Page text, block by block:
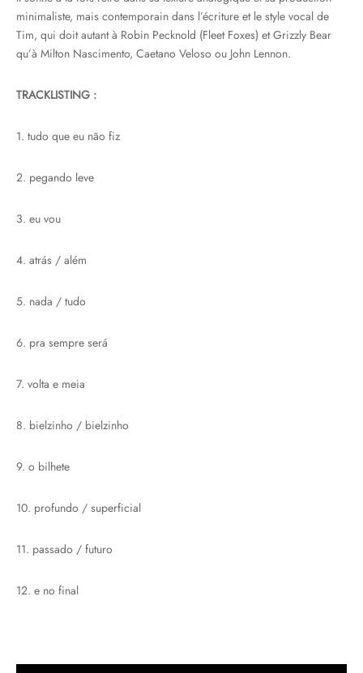
minimaliste, mais contemporain dans l’écriture et le style vocal de
Tim, qui doit autant à Robin Pecknold (Fleet Foxes) et Grizzly Bear
qu’à Milton Nascimento, Caetano Veloso ou John Lennon.
TRACKLISTING :
1. tudo que eu não fiz
2. pegando leve
3. eu vou
4. atrás / além
5. nada / tudo
6. pra sempre será
7. volta e meia
8. bielzinho / bielzinho
9. o bilhete
10. profundo / superficial
11. passado / futuro
12. e no final